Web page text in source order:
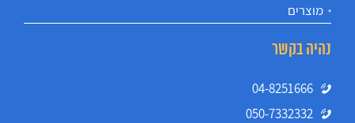
מוצרים
נהיה בקשר
04-8251666
050-7332332